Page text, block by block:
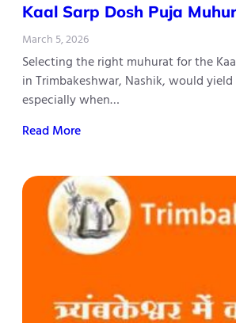
Kaal​‍​‌‍​‍‌​‍​‌‍​‍‌ Sarp Dosh Puja
March 5, 2026
Selecting the right muhurat for the
in Trimbakeshwar, Nashik, would
especially when…
Read More